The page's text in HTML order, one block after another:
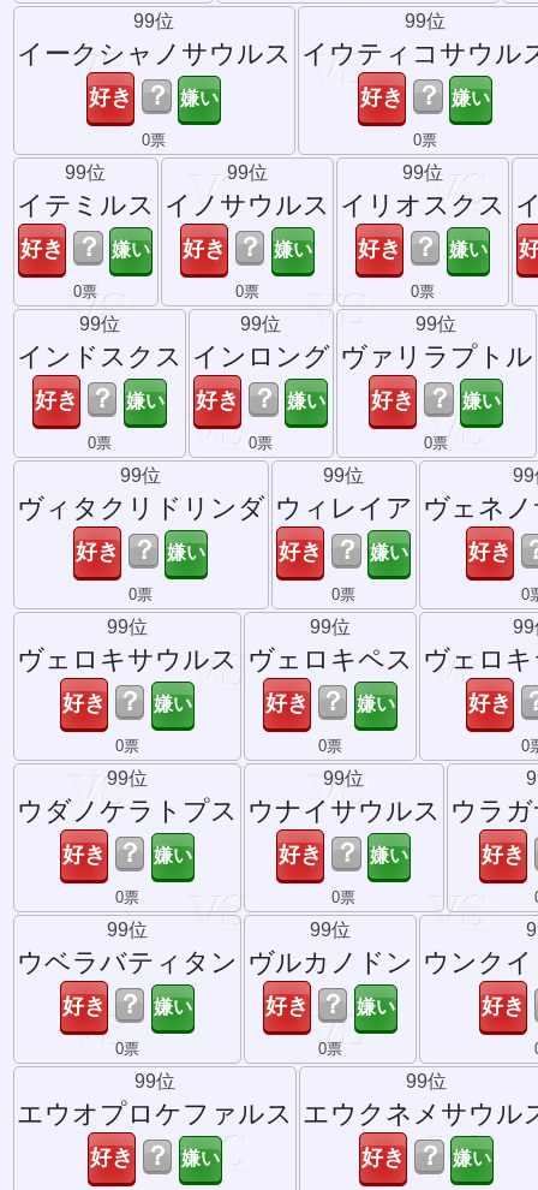
99位
イークシャノサウルス
？
0票
99位
イウティコサウル
？
0票
99位
イテミルス
？
0票
99位
イノサウルス
？
0票
99位
イリオスクス
？
0票
99位
インドスクス
？
0票
99位
インロング
？
0票
99位
ヴァリラプトル
？
0票
99位
ヴィタクリドリンダ
？
0票
99位
ウィレイア
？
0票
99
ヴェネ
0
99位
ヴェロキサウルス
？
0票
99位
ヴェロキペス
？
0票
99
ヴェロ
0
99位
ウダノケラトプス
？
0票
99位
ウナイサウルス
？
0票
ウラ
99位
ウベラバティタン
？
0票
99位
ヴルカノドン
？
0票
ウンク
99位
エウオプロケファルス
？
99位
エウクネメサウル
？